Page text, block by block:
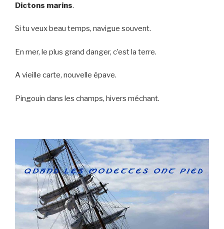
Dictons marins.
Si tu veux beau temps, navigue souvent.
En mer, le plus grand danger, c’est la terre.
A vieille carte, nouvelle épave.
Pingouin dans les champs, hivers méchant.